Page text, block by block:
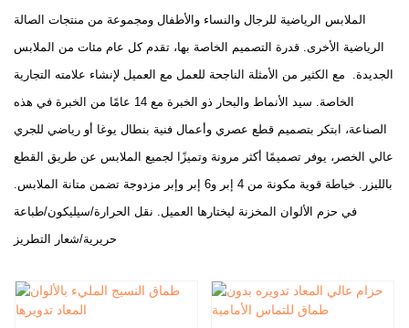
الملابس الرياضية للرجال والنساء والأطفال ومجموعة من منتجات الصالة
الرياضية الأخرى. قدرة التصميم الخاصة بها، تقدم كل عام مئات من الملابس
الجديدة. مع الكثير من الأمثلة الناجحة للعمل مع العميل لإنشاء علامته التجارية
الخاصة. سيد الأنماط والبحار ذو الخبرة مع 14 عامًا من الخبرة في هذه
الصناعة، ابتكر بتصميم قطع عصري وأعمال فنية بنطال يوغا أو رياضي للجري
عالي الخصر، يوفر تصميمًا أكثر مرونة وتميزًا لجميع الملابس عن طريق القطع
بالليزر. خياطة قوية مكونة من 4 إبر و6 إبر وإبر مزدوجة تضمن متانة الملابس.
في حزم الألوان المخزنة ليختارها العميل. نقل الحرارة/سيليكون/طباعة